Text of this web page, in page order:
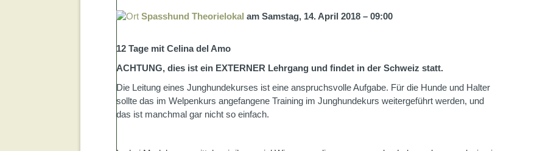
Spasshund Theorielokal am Samstag, 14. April 2018 – 09:00
12 Tage mit Celina del Amo
ACHTUNG, dies ist ein EXTERNER Lehrgang und findet in der Schweiz statt.
Die Leitung eines Junghundekurses ist eine anspruchsvolle Aufgabe. Für die Hunde und Halter
sollte das im Welpenkurs angefangene Training im Junghundekurs weitergeführt werden, und
das ist manchmal gar nicht so einfach.